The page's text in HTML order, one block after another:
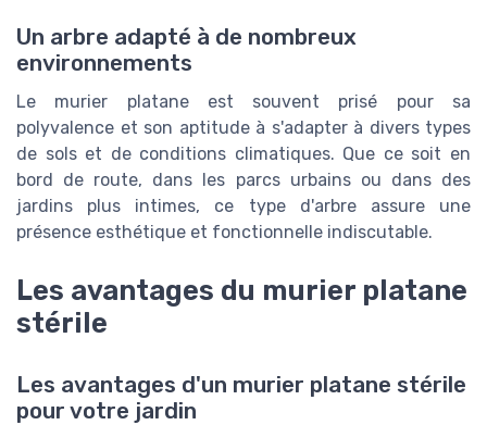
Un arbre adapté à de nombreux
environnements
Le murier platane est souvent prisé pour sa
polyvalence et son aptitude à s'adapter à divers types
de sols et de conditions climatiques. Que ce soit en
bord de route, dans les parcs urbains ou dans des
jardins plus intimes, ce type d'arbre assure une
présence esthétique et fonctionnelle indiscutable.
Les avantages du murier platane
stérile
Les avantages d'un murier platane stérile
pour votre jardin